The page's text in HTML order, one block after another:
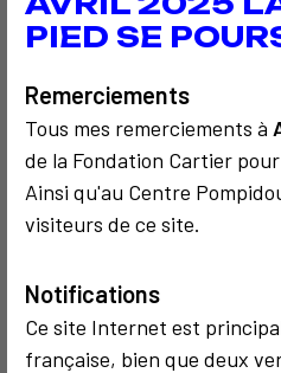
PIED SE
Remerciements
Tous mes remerciements à
de la Fondation Cartier
Ainsi qu'au Centre
visiteurs de ce site.
Notifications
Ce site Internet est
française, bien que deux
les rubriques "Aide" des
- Internet Explorer™ :
http://
vista/Block-or-allow-
fr/guide/safari/sfri11471/mac
- Safari™ sur iPhone, iPad